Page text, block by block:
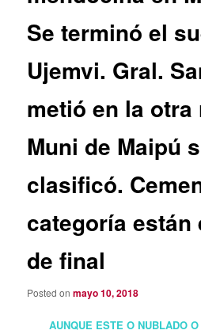
Se terminó el
Ujemvi. Gral.
metió en la otra
Muni de Maipú
clasificó.
categoría están
de final
Posted onmayo 10, 2018
AUNQUE ESTE O NUBLADO